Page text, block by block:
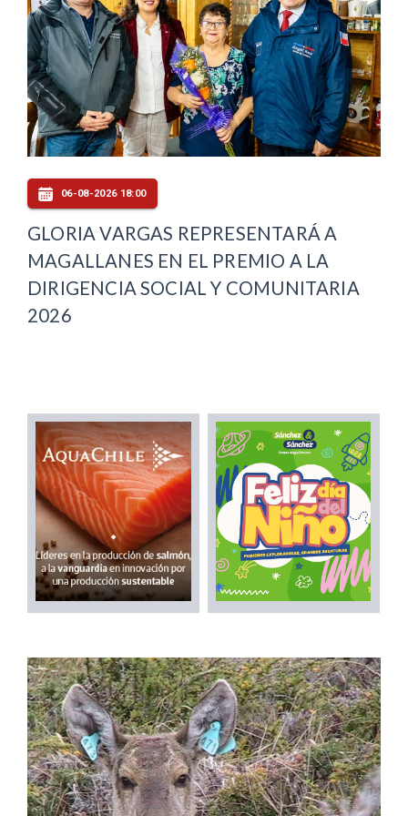
06-08-2026 18:00
GLORIA VARGAS REPRESENTARÁ A
MAGALLANES EN EL PREMIO A LA
DIRIGENCIA SOCIAL Y COMUNITARIA
2026